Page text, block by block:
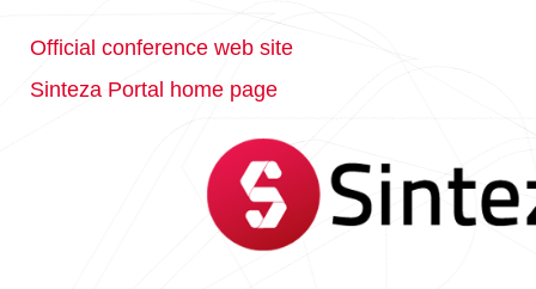
Official conference web site
Sinteza Portal home page